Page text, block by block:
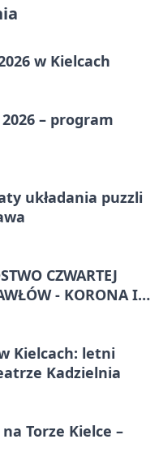
w Kielcach
– program
układania puzzli
CZWARTEJ
- KORONA III
Kielcach: letni
Kadzielnia
Torze Kielce –